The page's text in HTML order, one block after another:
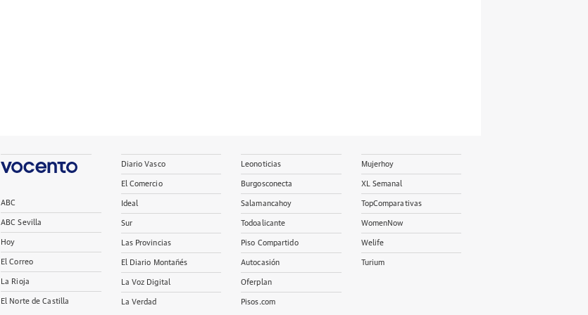
ABC
ABC Sevilla
Hoy
El Correo
La Rioja
El Norte de Castilla
Diario Vasco
El Comercio
Ideal
Sur
Las Provincias
El Diario Montañés
La Voz Digital
La Verdad
Leonoticias
Burgosconecta
Salamancahoy
Todoalicante
Piso Compartido
Autocasión
Oferplan
Pisos.com
Mujerhoy
XL Semanal
TopComparativas
WomenNow
Welife
Turium